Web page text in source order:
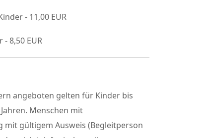
- 11,00 EUR
8,50 EUR
angeboten gelten für Kinder bis
Menschen mit
mit gültigem Ausweis (Begleitperson